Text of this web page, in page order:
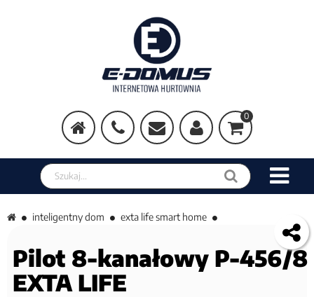
0
Szukaj w sklepie
inteligentny dom exta life smart home
Pilot 8-kanałowy P-456/8
EXTA LIFE